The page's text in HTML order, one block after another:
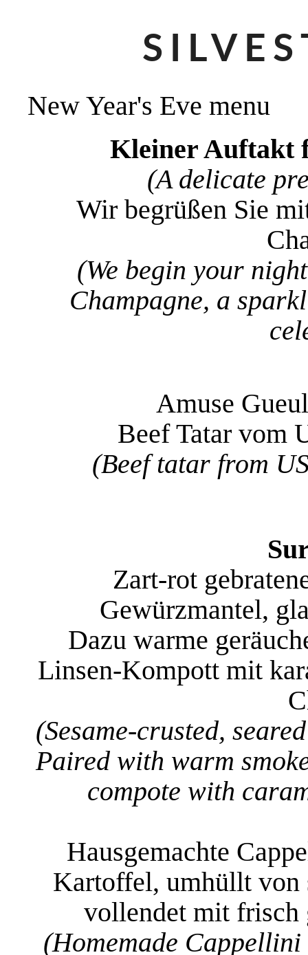
New Year's Eve menu
Kleiner Auftakt
(A delicate
Wir begrüßen Sie
(We begin your
Champagne, a
Amuse
Beef Tatar vom
(Beef tatar from
Zart-rot
Gewürzmantel,
Dazu warme
Linsen-Kompott mit
(Sesame-crusted,
Paired with warm
compote with
Hausgemachte
Kartoffel, umhüllt von
vollendet mit frisch
(Homemade